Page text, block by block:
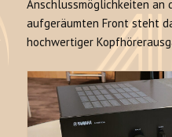
Anschlussmöglichkeiten an
aufgeräumten Front steht
hochwertiger